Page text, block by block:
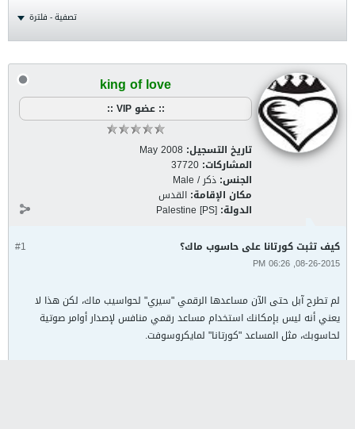
تصفية - فلترة
king of love
:: عضو VIP ::
تاريخ التسجيل: May 2008
المشاركات: 37720
الجنس: ذكر / Male
مكان الإقامة: القدس
الدولة: Palestine [PS]
#1 كيف تثبت كورتانا على حاسوب ماك؟
08-26-2015, 06:26 PM
لم تطرح آبل حتى الآن مساعدها الرقمي "سيري" لحواسيب ماك، لكن هذا لا
يعني أنه ليس بإمكانك استخدام مساعد رقمي منافس لإصدار أوامر صوتية
لحاسوبك، مثل المساعد "كورتانا" لمايكروسوفت.